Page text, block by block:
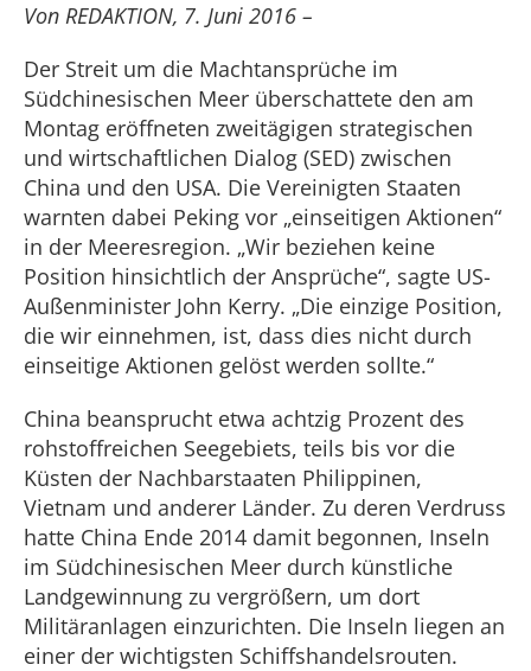
Von REDAKTION, 7. Juni 2016 –
Der Streit um die Machtansprüche im
Südchinesischen Meer überschattete den am
Montag eröffneten zweitägigen strategischen
und wirtschaftlichen Dialog (SED) zwischen
China und den USA. Die Vereinigten Staaten
warnten dabei Peking vor „einseitigen Aktionen“
in der Meeresregion. „Wir beziehen keine
Position hinsichtlich der Ansprüche“, sagte US-
Außenminister John Kerry. „Die einzige Position,
die wir einnehmen, ist, dass dies nicht durch
einseitige Aktionen gelöst werden sollte.“
China beansprucht etwa achtzig Prozent des
rohstoffreichen Seegebiets, teils bis vor die
Küsten der Nachbarstaaten Philippinen,
Vietnam und anderer Länder. Zu deren Verdruss
hatte China Ende 2014 damit begonnen, Inseln
im Südchinesischen Meer durch künstliche
Landgewinnung zu vergrößern, um dort
Militäranlagen einzurichten. Die Inseln liegen an
einer der wichtigsten Schiffshandelsrouten.